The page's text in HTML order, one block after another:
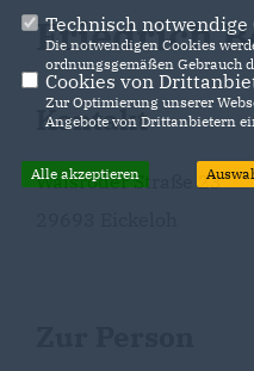
Friedrich
Kontakt
Walsroder Straße 23
Technisch notwendige
Die notwendigen Cookies
ordnungsgemäßen Gebrauch
Cookies von
Zur Optimierung unserer
Angebote von Drittanbietern
Alle akzeptieren